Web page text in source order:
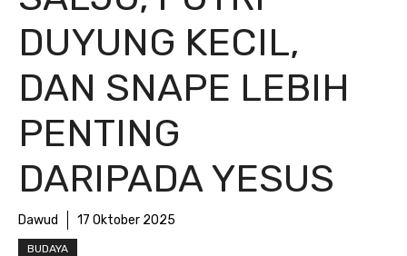
DUYUNG KECIL,
DAN SNAPE LEBIH
PENTING
DARIPADA YESUS
Dawud 17 Oktober 2025
BUDAYA